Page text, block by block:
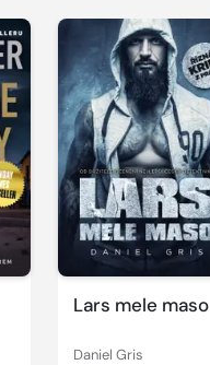
Lars mele maso
Daniel Gris